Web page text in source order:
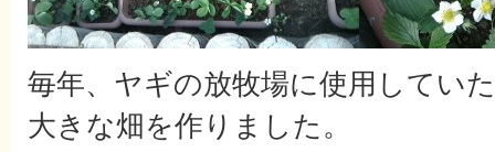
毎年、ヤギの放牧場に使用してい
大きな畑を作りました。